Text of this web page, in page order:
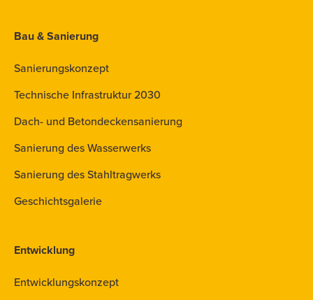
Bau & Sanierung
Sanierungskonzept
Technische Infrastruktur 2030
Dach- und Betondeckensanierung
Sanierung des Wasserwerks
Sanierung des Stahltragwerks
Geschichtsgalerie
Entwicklung
Entwicklungskonzept